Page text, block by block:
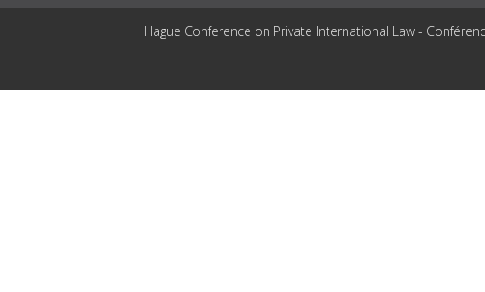
Hague Conference on Private International Law -